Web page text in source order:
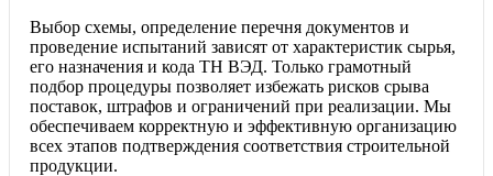
Выбор схемы, определение перечня документов и
проведение испытаний зависят от характеристик сырья,
его назначения и кода ТН ВЭД. Только грамотный
подбор процедуры позволяет избежать рисков срыва
поставок, штрафов и ограничений при реализации. Мы
обеспечиваем корректную и эффективную организацию
всех этапов подтверждения соответствия строительной
продукции.